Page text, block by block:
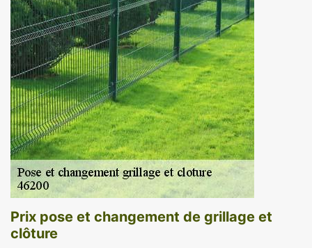
Prix pose et changement de grillage et
clôture